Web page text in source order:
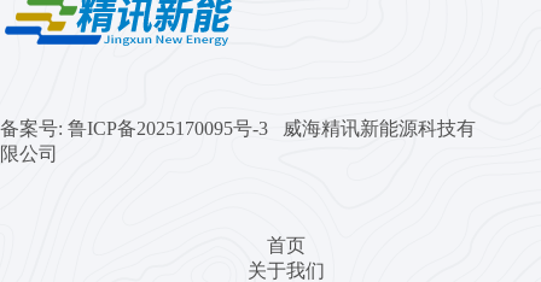
备案号: 鲁ICP备2025170095号-3 威海精讯新能源科技有
限公司
首页
关于我们